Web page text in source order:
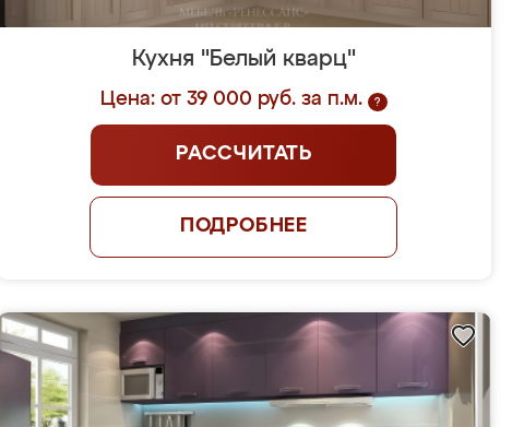
Кухня "Белый кварц"
Цена: от 39 000 руб. за п.м. ?
РАССЧИТАТЬ
ПОДРОБНЕЕ